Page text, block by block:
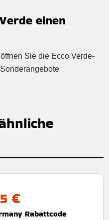
einen
Sie die Ecco Verde-
€
Rabattcode